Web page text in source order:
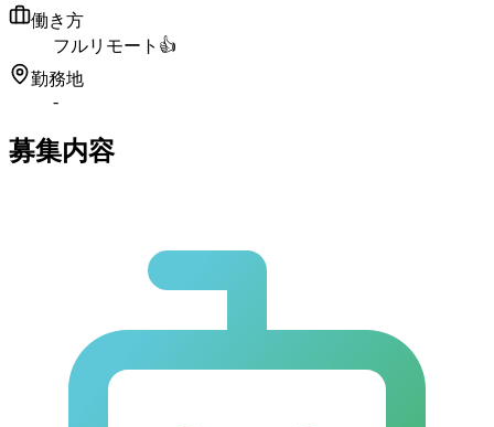
働き方
フルリモート 👍
勤務地
-
募集内容